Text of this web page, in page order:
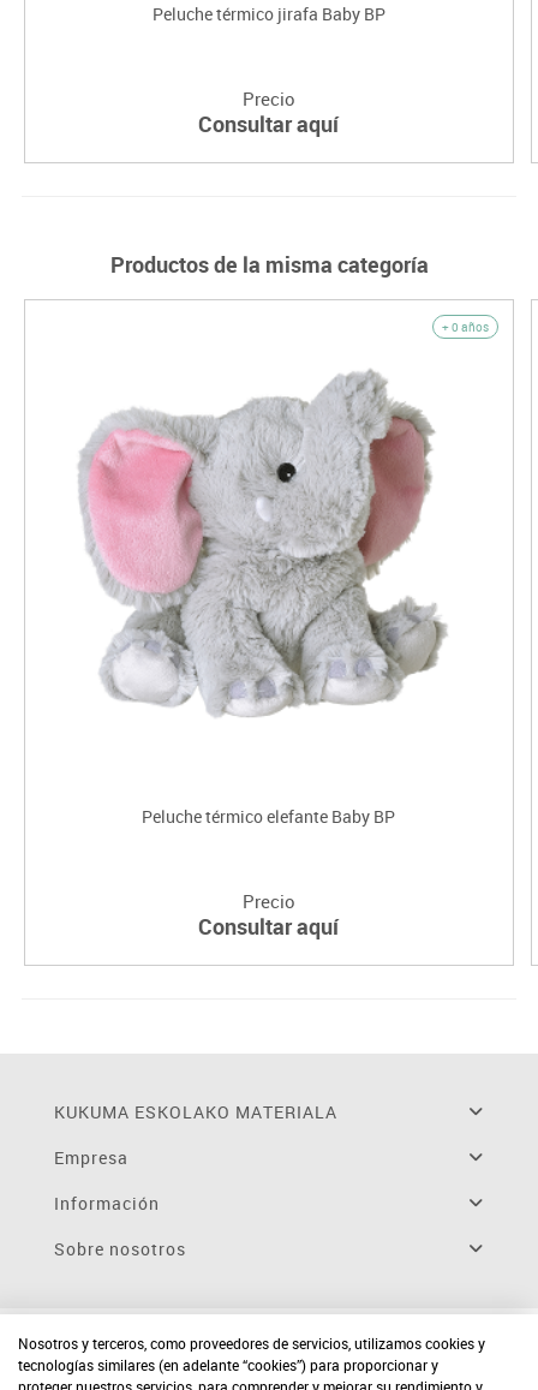
Peluche térmico jirafa Baby BP
Precio
Consultar aquí
Productos de la misma categoría
+ 0 años
Peluche térmico elefante Baby BP
Precio
Consultar aquí
KUKUMA ESKOLAKO MATERIALA
Empresa
Información
Sobre nosotros
Nosotros y terceros, como proveedores de servicios, utilizamos cookies y
tecnologías similares (en adelante “cookies”) para proporcionar y